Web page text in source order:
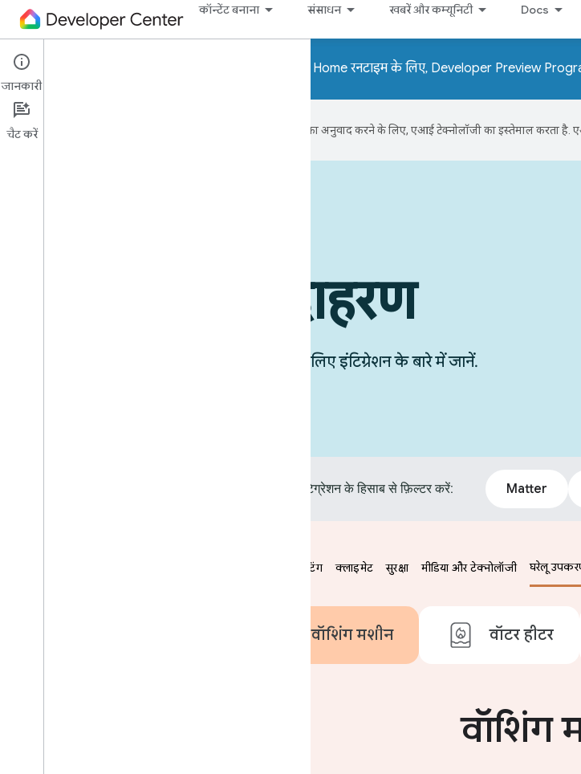
कॉन्टेंट बनाना संसाधन खबरें और कम्यूनिटी Docs
ध्यान दें! Home API और Home रनटाइम के लिए, Developer Preview
Google आपकी पसंदीदा भाषा में कॉन्टेंट का अनुवाद करने के लिए, एआई टेक्नोलॉजी का इस्तेमाल करता है.
उपयोग के उदाहरण
Google Home के साथ अपने डिवाइसों के लिए इंटिग्रेशन के बारे में जानें.
जानकारी
चैट करें